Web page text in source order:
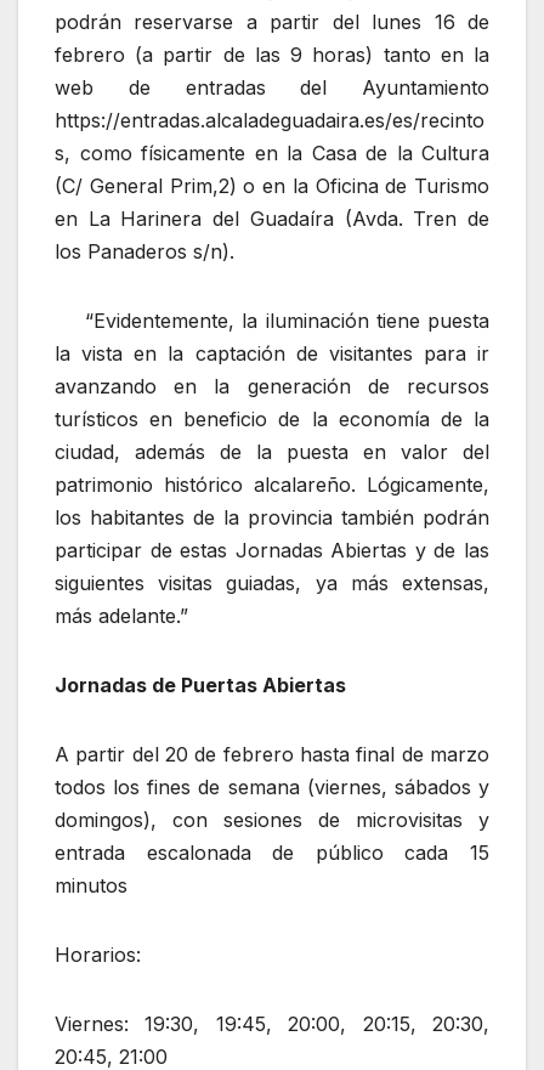
podrán reservarse a partir del lunes 16 de
febrero (a partir de las 9 horas) tanto en la
web de entradas del Ayuntamiento
https://entradas.alcaladeguadaira.es/es/recinto
s, como físicamente en la Casa de la Cultura
(C/ General Prim,2) o en la Oficina de Turismo
en La Harinera del Guadaíra (Avda. Tren de
los Panaderos s/n).
“Evidentemente, la iluminación tiene puesta
la vista en la captación de visitantes para ir
avanzando en la generación de recursos
turísticos en beneficio de la economía de la
ciudad, además de la puesta en valor del
patrimonio histórico alcalareño. Lógicamente,
los habitantes de la provincia también podrán
participar de estas Jornadas Abiertas y de las
siguientes visitas guiadas, ya más extensas,
más adelante.”
Jornadas de Puertas Abiertas
A partir del 20 de febrero hasta final de marzo
todos los fines de semana (viernes, sábados y
domingos), con sesiones de microvisitas y
entrada escalonada de público cada 15
minutos
Horarios:
Viernes: 19:30, 19:45, 20:00, 20:15, 20:30,
20:45, 21:00